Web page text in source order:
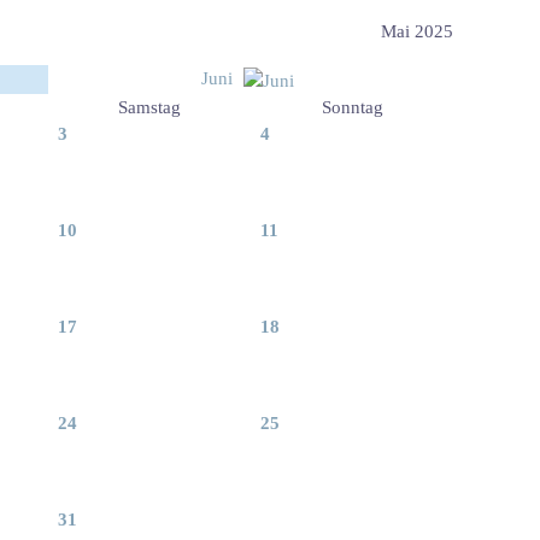
Mai 2025
Juni
Samstag
Sonntag
3 4
10 11
17 18
24 25
31